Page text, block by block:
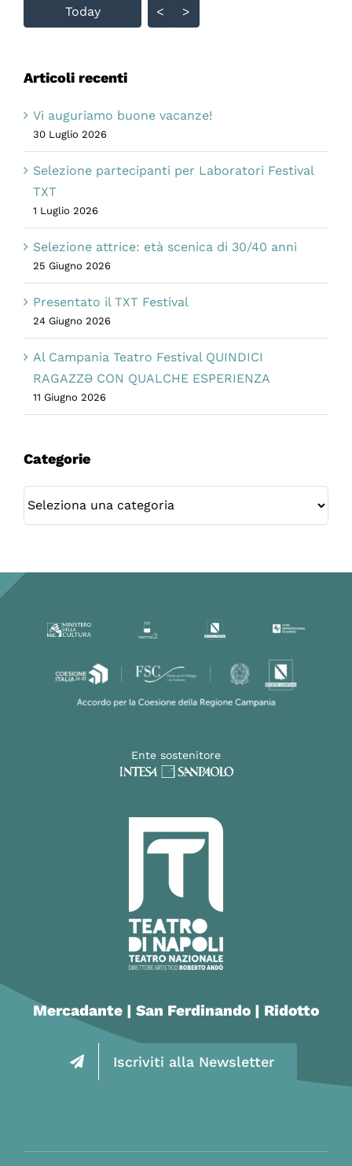
Today
< >
Articoli recenti
Vi auguriamo buone vacanze!
30 Luglio 2026
Selezione partecipanti per Laboratori Festival
TXT
1 Luglio 2026
Selezione attrice: età scenica di 30/40 anni
25 Giugno 2026
Presentato il TXT Festival
24 Giugno 2026
Al Campania Teatro Festival QUINDICI
RAGAZZƏ CON QUALCHE ESPERIENZA
11 Giugno 2026
Categorie
Ente sostenitore
Mercadante | San Ferdinando | Ridotto
Iscriviti alla Newsletter